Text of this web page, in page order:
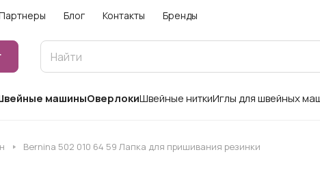
Блог Контакты Бренды
машиныОверлокиШвейные ниткиИглы для швейных
Bernina 502 010 64 59 Лапка для пришивания резинки